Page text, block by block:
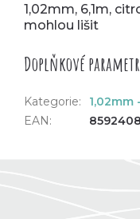
1,02mm, 6,1m,
mohlou lišit
Doplňkové
Kategorie:
1,02mm
EAN: